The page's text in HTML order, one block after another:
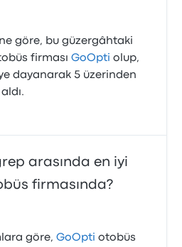
göre, bu güzergâhtaki
firmasıGoOpti olup,
dayanarak 5 üzerinden
arasında en iyi
firmasında?
göre,GoOpti otobüs